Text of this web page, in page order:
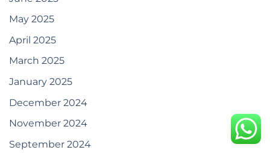
May 2025
April 2025
March 2025
January 2025
December 2024
November 2024
September 2024